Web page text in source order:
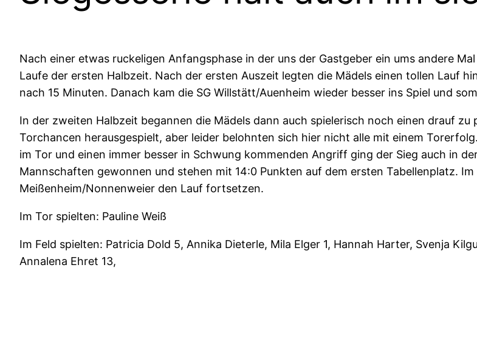
Nach einer etwas ruckeligen Anfangsphase in der uns der Gastgeber ein ums andere
Laufe der ersten Halbzeit. Nach der ersten Auszeit legten die Mädels einen tollen Lauf
nach 15 Minuten. Danach kam die SG Willstätt/Auenheim wieder besser ins Spiel und
In der zweiten Halbzeit begannen die Mädels dann auch spielerisch noch einen drauf
Torchancen herausgespielt, aber leider belohnten sich hier nicht alle mit einem
im Tor und einen immer besser in Schwung kommenden Angriff ging der Sieg auch in
Mannschaften gewonnen und stehen mit 14:0 Punkten auf dem ersten Tabellenplatz.
Meißenheim/Nonnenweier den Lauf fortsetzen.
Im Tor spielten: Pauline Weiß
Im Feld spielten: Patricia Dold 5, Annika Dieterle, Mila Elger 1, Hannah Harter, Svenja
Annalena Ehret 13,